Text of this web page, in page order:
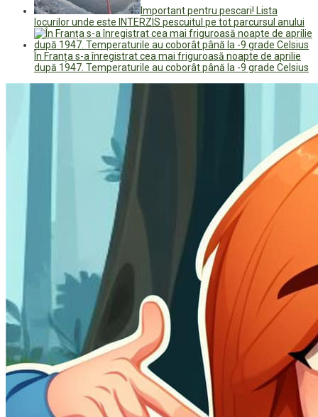
Important pentru pescari! Lista
locurilor unde este INTERZIS pescuitul pe tot parcursul anului
În Franța s-a înregistrat cea mai friguroasă noapte de aprilie
după 1947. Temperaturile au coborât până la -9 grade Celsius